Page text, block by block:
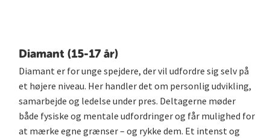
Diamant (15-17 år)
Diamant er for unge spejdere, der vil udfordre sig selv på
et højere niveau. Her handler det om personlig udvikling,
samarbejde og ledelse under pres. Deltagerne møder
både fysiske og mentale udfordringer og får mulighed for
at mærke egne grænser – og rykke dem. Et intenst og